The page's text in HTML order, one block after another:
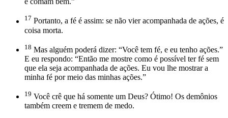
17 Portanto, a fé é assim: se não vier acompanhada de ações, é
coisa morta.
18 Mas alguém poderá dizer: “Você tem fé, e eu tenho ações.”
E eu respondo: “Então me mostre como é possível ter fé sem
que ela seja acompanhada de ações. Eu vou lhe mostrar a
minha fé por meio das minhas ações.”
19 Você crê que há somente um Deus? Ótimo! Os demônios
também creem e tremem de medo.